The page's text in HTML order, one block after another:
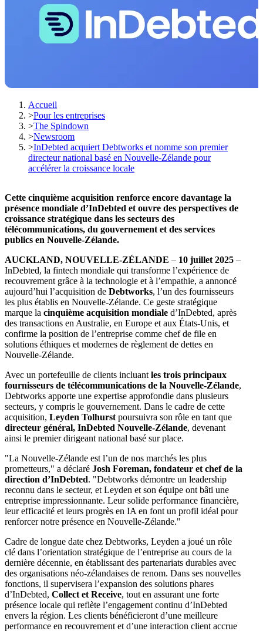
Accueil
>Pour les entreprises
>The Spindown
>Newsroom
>InDebted acquiert Debtworks et nomme son premier
directeur national basé en Nouvelle-Zélande pour
accélérer la croissance locale
Cette cinquième acquisition renforce encore davantage la
présence mondiale d’InDebted et ouvre des perspectives de
croissance stratégique dans les secteurs des
télécommunications, du gouvernement et des services
publics en Nouvelle-Zélande.
AUCKLAND, NOUVELLE-ZÉLANDE – 10 juillet 2025 –
InDebted, la fintech mondiale qui transforme l’expérience de
recouvrement grâce à la technologie et à l’empathie, a annoncé
aujourd’hui l’acquisition de Debtworks, l’un des fournisseurs
les plus établis en Nouvelle-Zélande. Ce geste stratégique
marque la cinquième acquisition mondiale d’InDebted, après
des transactions en Australie, en Europe et aux États-Unis, et
confirme la position de l’entreprise comme chef de file en
solutions éthiques et modernes de règlement de dettes en
Nouvelle-Zélande.
Avec un portefeuille de clients incluant les trois principaux
fournisseurs de télécommunications de la Nouvelle-Zélande,
Debtworks apporte une expertise approfondie dans plusieurs
secteurs, y compris le gouvernement. Dans le cadre de cette
acquisition, Leyden Tolhurst poursuivra son rôle en tant que
directeur général, InDebted Nouvelle-Zélande, devenant
ainsi le premier dirigeant national basé sur place.
"La Nouvelle-Zélande est l’un de nos marchés les plus
prometteurs," a déclaré Josh Foreman, fondateur et chef de la
direction d’InDebted. "Debtworks démontre un leadership
reconnu dans le secteur, et Leyden et son équipe ont bâti une
entreprise impressionnante. Leur solide performance financière,
leur efficacité et leurs progrès en IA en font un profil idéal pour
renforcer notre présence en Nouvelle-Zélande."
Cadre de longue date chez Debtworks, Leyden a joué un rôle
clé dans l’orientation stratégique de l’entreprise au cours de la
dernière décennie, en établissant des partenariats durables avec
des organisations néo-zélandaises de renom. Dans ses nouvelles
fonctions, il supervisera l’expansion des solutions phares
d’InDebted, Collect et Receive, tout en assurant une forte
présence locale qui reflète l’engagement continu d’InDebted
envers la région. Les clients bénéficieront d’une meilleure
performance en recouvrement et d’une interaction client accrue